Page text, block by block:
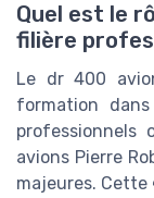
Quel est le
filière
Le dr 400
formation
professionnels
avions Pierre
majeures.